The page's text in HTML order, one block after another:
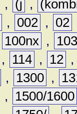
, (j ,
, 002 , 02
100nx ,
, 114 , 12
, 1300 ,
,
1500/1600